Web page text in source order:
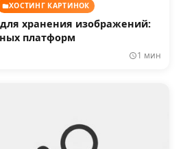
ХОСТИНГ КАРТИНОК
хранения изображений:
платформ
1 мин